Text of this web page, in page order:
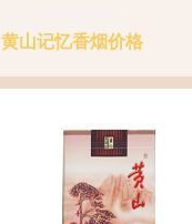
黄山记忆香烟价格